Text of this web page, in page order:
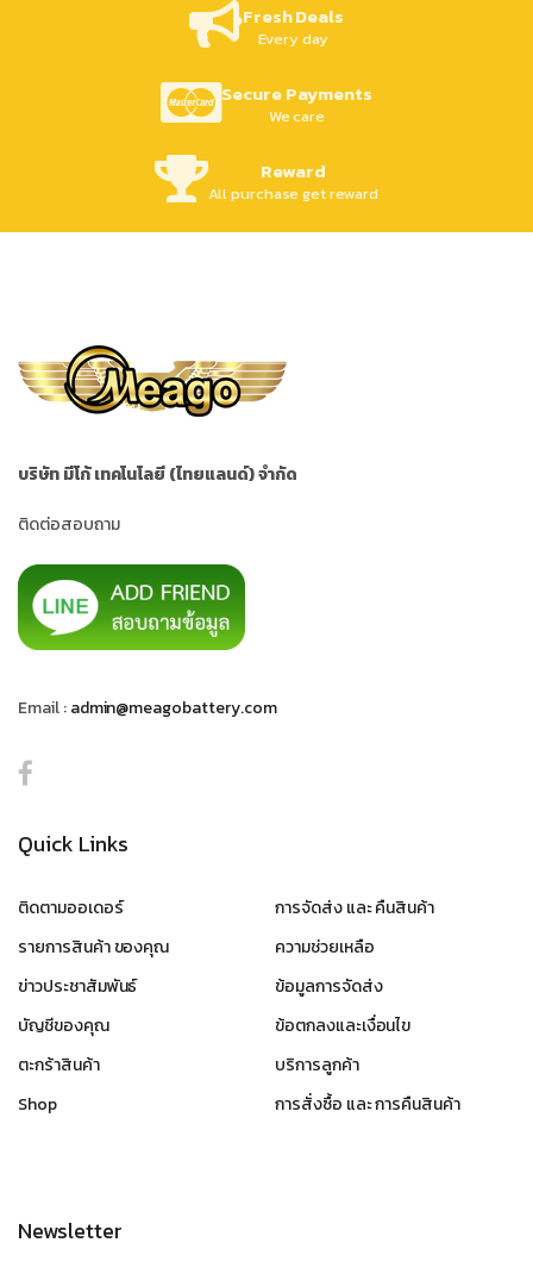
Fresh Deals
Every day
Secure Payments
We care
Reward
All purchase get reward
บริษัท มีโก้ เทคโนโลยี (ไทยแลนด์) จำกัด
ติดต่อสอบถาม
Email :admin@meagobattery.com
Quick Links
ติดตามออเดอร์
รายการสินค้า ของคุณ
ข่าวประชาสัมพันธ์
บัญชีของคุณ
ตะกร้าสินค้า
Shop
การจัดส่ง และ คืนสินค้า
ความช่วยเหลือ
ข้อมูลการจัดส่ง
ข้อตกลงและเงื่อนไข
บริการลูกค้า
การสั่งซื้อ และ การคืนสินค้า
Newsletter